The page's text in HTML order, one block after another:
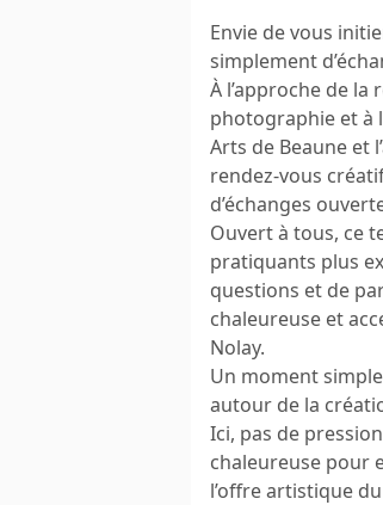
Envie de vous
simplement
À l’approche de
photographie et à
Arts de Beaune et
rendez-vous
d’échanges
Ouvert à tous, ce
pratiquants plus
questions et de
chaleureuse et
Nolay.
Un moment
autour de la
Ici, pas de
chaleureuse pour
l’offre artistique